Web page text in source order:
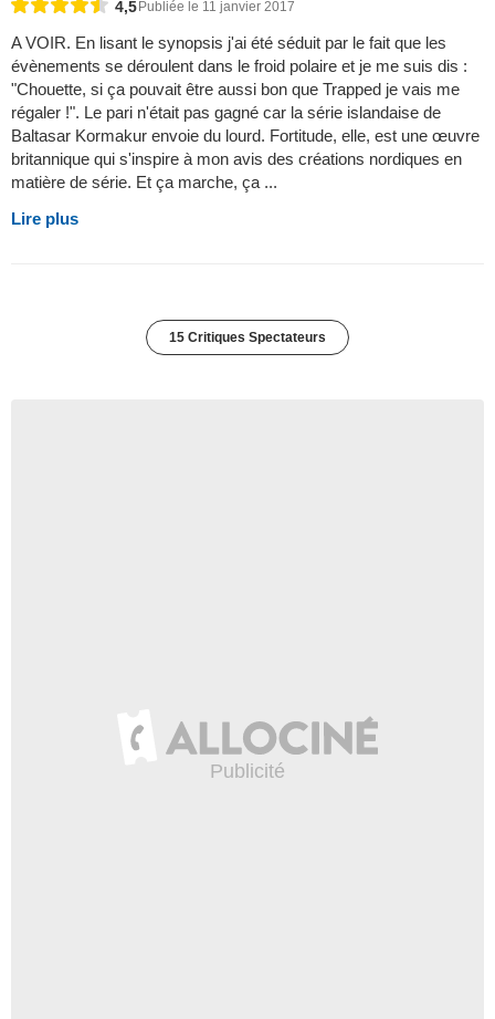
4,5Publiée le 11 janvier 2017
A VOIR. En lisant le synopsis j'ai été séduit par le fait que les
évènements se déroulent dans le froid polaire et je me suis dis :
"Chouette, si ça pouvait être aussi bon que Trapped je vais me
régaler !". Le pari n'était pas gagné car la série islandaise de
Baltasar Kormakur envoie du lourd. Fortitude, elle, est une œuvre
britannique qui s'inspire à mon avis des créations nordiques en
matière de série. Et ça marche, ça ...
Lire plus
15 Critiques Spectateurs